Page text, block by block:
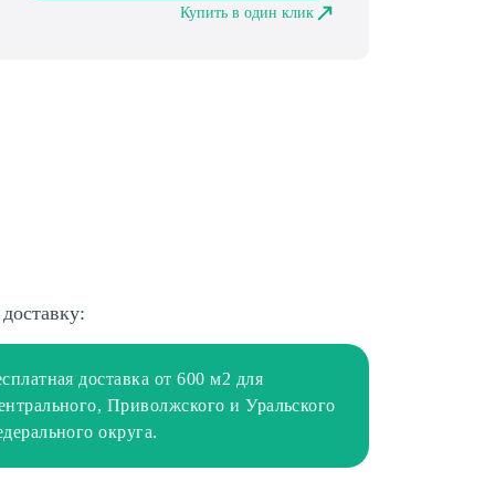
Купить в один клик
доставка от 600 м2 для
Приволжского и Уральского
округа.